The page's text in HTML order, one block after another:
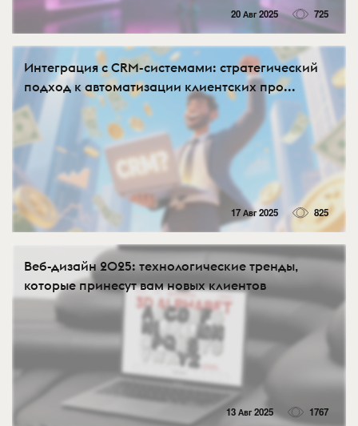
20 Авг 2025 725
Интеграция с CRM-системами: стратегический
подход к автоматизации клиентских про...
17 Авг 2025 825
Веб-дизайн 2025: технологические тренды,
которые принесут вам новых клиентов
13 Авг 2025 1767